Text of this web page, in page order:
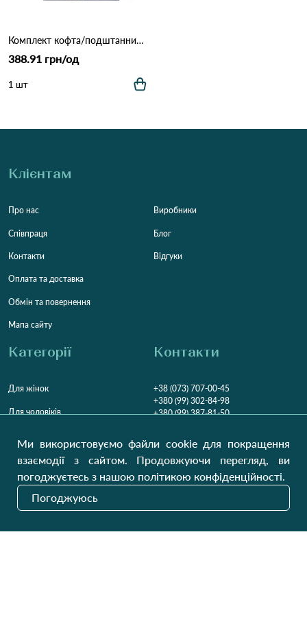
Комплект кофта/подштанники D&A *3537* Різні кольори
388.91 грн/од
1 шт
Клієнтам
Про нас
Співпраця
Контакти
Оплата та доставка
Обмін та повернення
Мапа сайту
Виробники
Блог
Відгуки
Категорії
Для жінок
Для чоловіків
Домашній текстиль
Контакти
+38 (073) 707-00-45
+380 (99) 302-84-98
+380 (99) 387-81-50
Пн-Пт9:00 - 16:00
НДВихідний
Наші оновлення
Ми використовуємо файли cookie для покращення
взаємодії з сайтом. Продовжуючи перегляд, ви
погоджуєтесь з нашою політикою конфіденційності.
Погоджуюсь